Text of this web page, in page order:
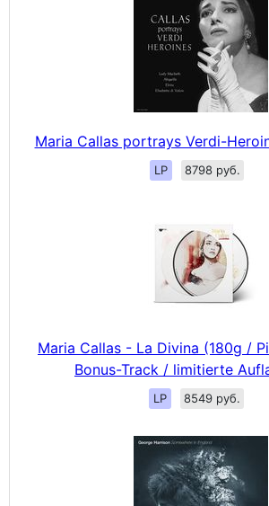
Maria Callas portrays Verdi-
LP 8798 руб.
Maria Callas - La Divina (180g /
Bonus-Track / limitierte
LP 8549 руб.